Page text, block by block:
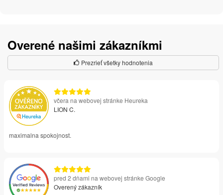
Overené našimi zákazníkmi
Prezrieť všetky hodnotenia
včera na webovej stránke Heureka
LION C.
maximalna spokojnost.
pred 2 dňami na webovej stránke Google
Overený zákazník